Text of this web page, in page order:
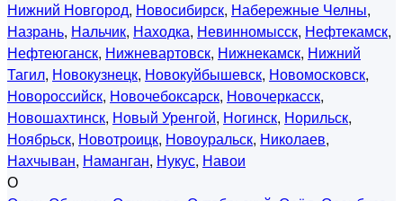
Нижний Новгород, Новосибирск, Набережные Челны,
Назрань, Нальчик, Находка, Невинномысск, Нефтекамск,
Нефтеюганск, Нижневартовск, Нижнекамск, Нижний
Тагил, Новокузнецк, Новокуйбышевск, Новомосковск,
Новороссийск, Новочебоксарск, Новочеркасск,
Новошахтинск, Новый Уренгой, Ногинск, Норильск,
Ноябрьск, Новотроицк, Новоуральск, Николаев,
Нахчыван, Наманган, Нукус, Навои
О